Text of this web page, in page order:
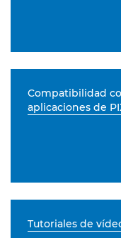
Compatibilidad
aplicaciones de
Tutoriales de